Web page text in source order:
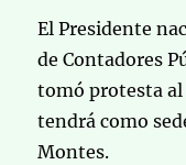
El Presidente
de Contadores
tomó protesta al
tendrá como
Montes.